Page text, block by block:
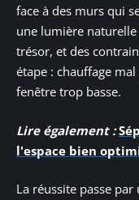
face à des murs qui
une lumière
trésor, et des
étape : chauffage
fenêtre trop basse.
Lire également :
l'espace bien
La réussite passe